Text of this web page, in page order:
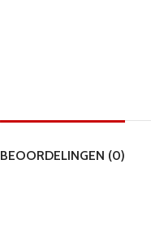
BEOORDELINGEN (0)